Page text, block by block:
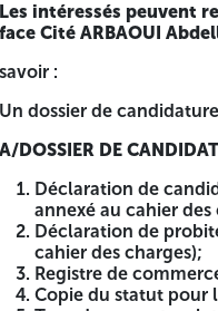
dûment renseignée,
renseignée, datée,
;
;
pouvoirs habilitant
sociaux de
d'évaluer les capacités
classification
humains, matériels et
humains (avec
Les intéressés peuvent
face Cité ARBAOUI
savoir :
Un dossier de
A/DOSSIER DE
Déclaration de
annexé au cahier des
Déclaration de
cahier des charges);
Registre de
Copie du statut pour